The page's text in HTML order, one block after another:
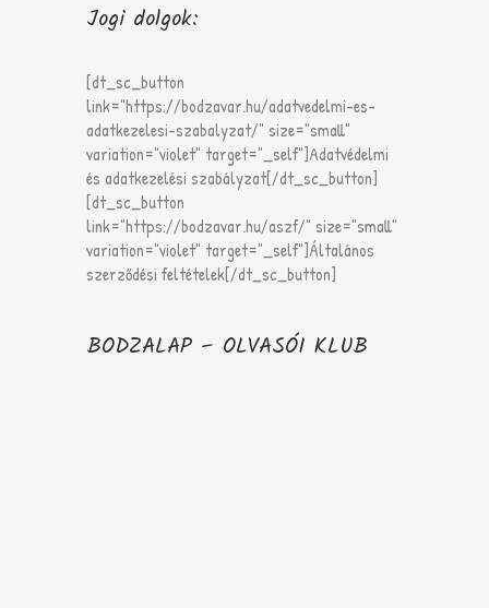
Jogi dolgok:
[dt_sc_button
link="https://bodzavar.hu/adatvedelmi-es-
adatkezelesi-szabalyzat/" size="small"
variation="violet" target="_self"]Adatvédelmi
és adatkezelési szabályzat[/dt_sc_button]
[dt_sc_button
link="https://bodzavar.hu/aszf/" size="small"
variation="violet" target="_self"]Általános
szerződési feltételek[/dt_sc_button]
BODZALAP – OLVASÓI KLUB